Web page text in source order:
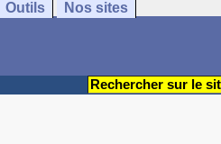
Outils Nos sites